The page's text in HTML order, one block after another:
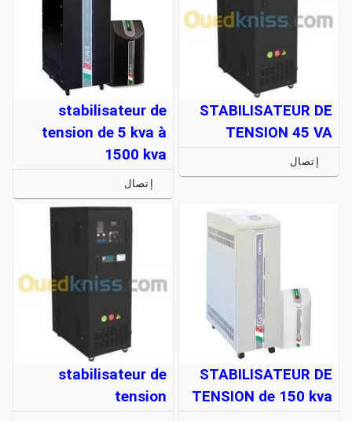
STABILISATEUR DE
TENSION 45 VA
إتصال
stabilisateur de
tension de 5 kva à
1500 kva
إتصال
STABILISATEUR DE
TENSION de 150 kva
stabilisateur de
tension